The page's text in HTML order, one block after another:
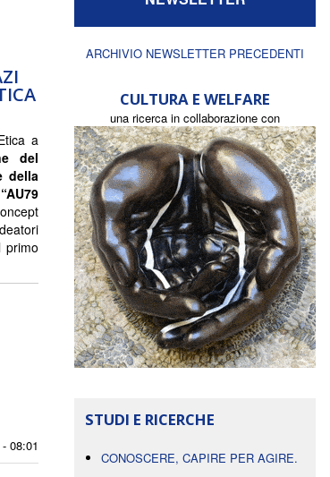
08:01
a
del
della
“AU79
primo
ARCHIVIO NEWSLETTER PRECEDENTI
CULTURA E WELFARE
una ricerca in collaborazione con
STUDI E RICERCHE
CONOSCERE, CAPIRE PER AGIRE.